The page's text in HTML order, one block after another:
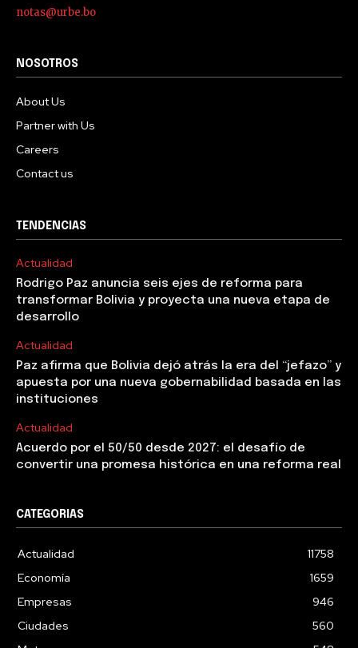
notas@urbe.bo
NOSOTROS
About Us
Partner with Us
Careers
Contact us
TENDENCIAS
Actualidad
Rodrigo Paz anuncia seis ejes de reforma para
transformar Bolivia y proyecta una nueva etapa de
desarrollo
Actualidad
Paz afirma que Bolivia dejó atrás la era del “jefazo” y
apuesta por una nueva gobernabilidad basada en las
instituciones
Actualidad
Acuerdo por el 50/50 desde 2027: el desafío de
convertir una promesa histórica en una reforma real
CATEGORIAS
Actualidad
11758
Economía
1659
Empresas
946
Ciudades
560